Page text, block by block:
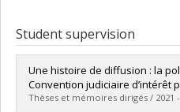
Student supervision
Une histoire de diffusion : la
Convention judiciaire d’intérêt
Thèses et mémoires dirigés / 2021 -